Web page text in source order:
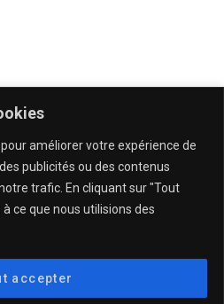
améliorer votre expérience de
publicités ou des contenus
trafic. En cliquant sur "Tout
ce que nous utilisions des
accepter